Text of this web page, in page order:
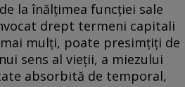
la înălţimea funcţiei sale
drept termeni capitali
mulţi, poate presimţiţi de
sens al vieţii, a miezului
absorbită de temporal,